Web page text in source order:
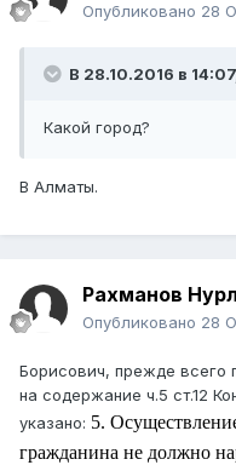
Опубликовано 28
В 28.10.2016 в
Какой город?
В Алматы.
Рахманов
Опубликовано 28
Борисович, прежде всего
на содержание ч.5 ст.12
указано: 5.
гражданина не должно